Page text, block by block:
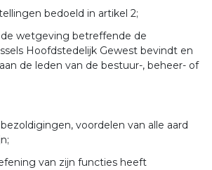
bedoeld in artikel 2;
de wetgeving betreffende de
Hoofdstedelijk Gewest bevindt en
de leden van de bestuur-, beheer- of
voordelen van alle aard
van zijn functies heeft